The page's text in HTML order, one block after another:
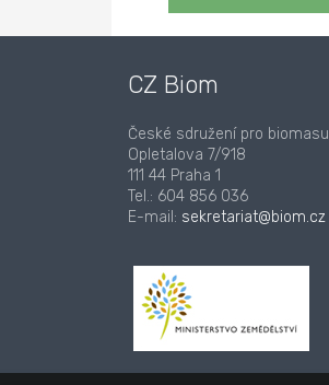
CZ Biom
České sdružení pro biomasu
Opletalova 7/918
111 44 Praha 1
Tel.: 604 856 036
E-mail: sekretariat@biom.cz